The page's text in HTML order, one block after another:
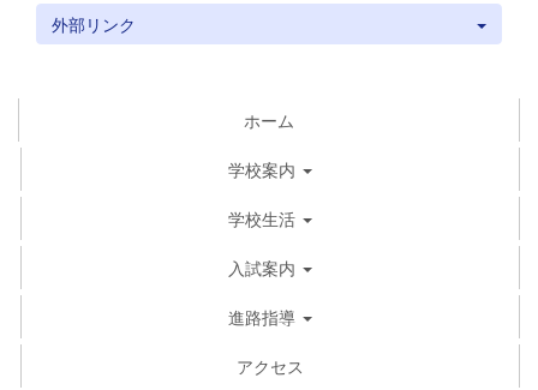
外部リンク
ホーム
学校案内
学校生活
入試案内
進路指導
アクセス